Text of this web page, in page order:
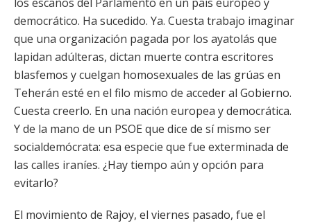
democrático. Ha sucedido. Ya. Cuesta trabajo imaginar
que una organización pagada por los ayatolás que
lapidan adúlteras, dictan muerte contra escritores
blasfemos y cuelgan homosexuales de las grúas en
Teherán esté en el filo mismo de acceder al Gobierno.
Cuesta creerlo. En una nación europea y democrática.
Y de la mano de un PSOE que dice de sí mismo ser
socialdemócrata: esa especie que fue exterminada de
las calles iraníes. ¿Hay tiempo aún y opción para
evitarlo?
El movimiento de Rajoy, el viernes pasado, fue el